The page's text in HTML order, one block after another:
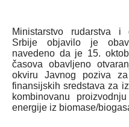
Ministarstvo rudarstva i
Srbije objavilo je
navedeno da je 15.
časova obavljeno
okviru Javnog poziva
finansijskih sredstava za
kombinovanu
energije iz biomase/